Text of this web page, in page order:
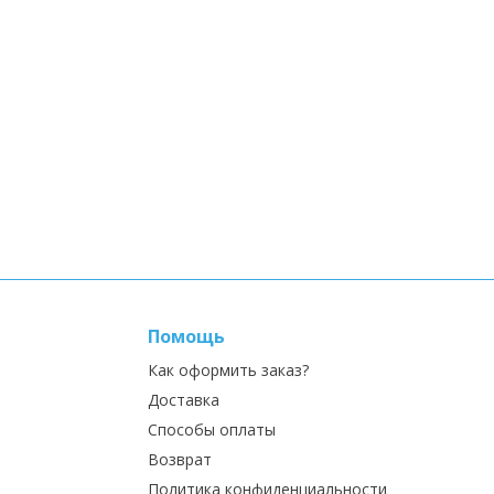
Помощь
Как оформить заказ?
Доставка
Способы оплаты
Возврат
Политика конфиденциальности